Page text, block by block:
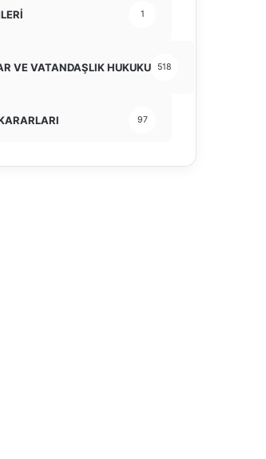
1
VE VATANDAŞLIK HUKUKU 518
97